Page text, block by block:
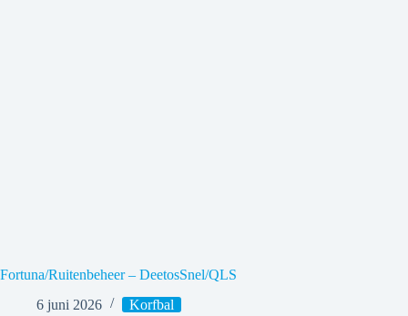
Fortuna/Ruitenbeheer – DeetosSnel/QLS
6 juni 2026
Korfbal